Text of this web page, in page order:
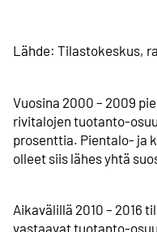
Lähde: Tilastokeskus,
Vuosina 2000 – 2009
rivitalojen tuotanto-
prosenttia. Pientalo- ja
olleet siis lähes yhtä
Aikavälillä 2010 – 2016
vastaavat tuotanto-